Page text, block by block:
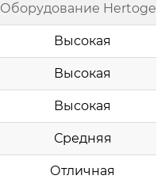
Оборудование Hertogen
Высокая
Высокая
Высокая
Средняя
Отличная